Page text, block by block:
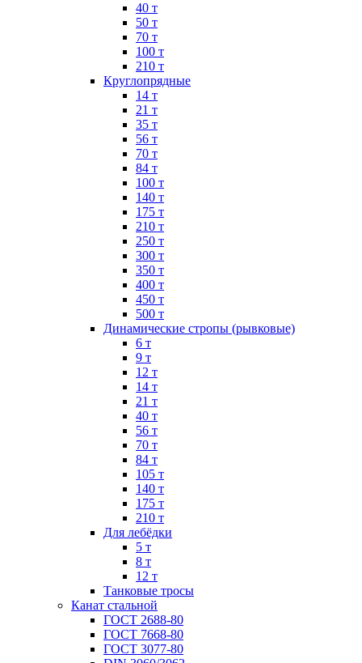
40 т
50 т
70 т
100 т
210 т
Круглопрядные
14 т
21 т
35 т
56 т
70 т
84 т
100 т
140 т
175 т
210 т
250 т
300 т
350 т
400 т
450 т
500 т
Динамические стропы (рывковые)
6 т
9 т
12 т
14 т
21 т
40 т
56 т
70 т
84 т
105 т
140 т
175 т
210 т
Для лебёдки
5 т
8 т
12 т
Танковые тросы
Канат стальной
ГОСТ 2688-80
ГОСТ 7668-80
ГОСТ 3077-80